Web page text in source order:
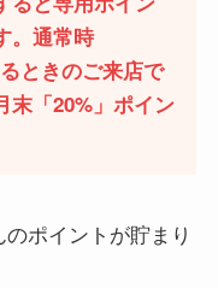
。通常時
ときのご来店で
末「20%」ポイン
ポイントが貯まり